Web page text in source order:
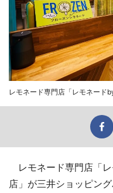
レモネード専門店「レモネード
レモネード専門店「
店」が三井ショッピン